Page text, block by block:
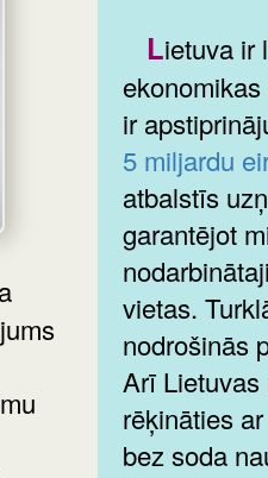
Lietuva ir lielākā no Baltijas valstīm
ir
5 miljardu
atbalstīs
garantējot
vietas.
nodrošinās
Arī
rēķināties
bez soda